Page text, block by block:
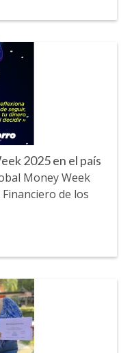
2025 en el país
Money Week
de los